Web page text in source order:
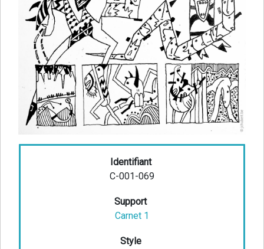
Identifiant
C-001-069
Support
Carnet 1
Style